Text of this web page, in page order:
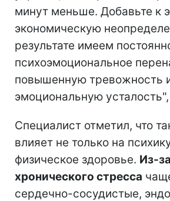
минут меньше. Добавьте к
экономическую
результате имеем
психоэмоциональное
повышенную тревожность
эмоциональную
Специалист отметил, что
влияет не только на
физическое здоровье. Из-за
хронического стресса
сердечно-сосудистые,